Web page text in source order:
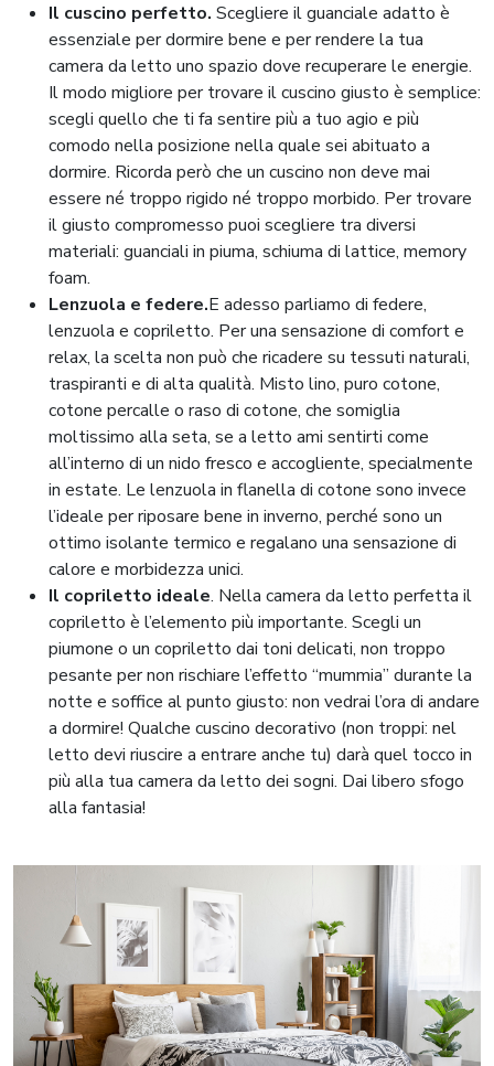
Il cuscino perfetto. Scegliere il guanciale adatto è
essenziale per dormire bene e per rendere la tua
camera da letto uno spazio dove recuperare le energie.
Il modo migliore per trovare il cuscino giusto è semplice:
scegli quello che ti fa sentire più a tuo agio e più
comodo nella posizione nella quale sei abituato a
dormire. Ricorda però che un cuscino non deve mai
essere né troppo rigido né troppo morbido. Per trovare
il giusto compromesso puoi scegliere tra diversi
materiali: guanciali in piuma, schiuma di lattice, memory
foam.
Lenzuola e federe.E adesso parliamo di federe,
lenzuola e copriletto. Per una sensazione di comfort e
relax, la scelta non può che ricadere su tessuti naturali,
traspiranti e di alta qualità. Misto lino, puro cotone,
cotone percalle o raso di cotone, che somiglia
moltissimo alla seta, se a letto ami sentirti come
all’interno di un nido fresco e accogliente, specialmente
in estate. Le lenzuola in flanella di cotone sono invece
l’ideale per riposare bene in inverno, perché sono un
ottimo isolante termico e regalano una sensazione di
calore e morbidezza unici.
Il copriletto ideale. Nella camera da letto perfetta il
copriletto è l’elemento più importante. Scegli un
piumone o un copriletto dai toni delicati, non troppo
pesante per non rischiare l’effetto “mummia” durante la
notte e soffice al punto giusto: non vedrai l’ora di andare
a dormire! Qualche cuscino decorativo (non troppi: nel
letto devi riuscire a entrare anche tu) darà quel tocco in
più alla tua camera da letto dei sogni. Dai libero sfogo
alla fantasia!